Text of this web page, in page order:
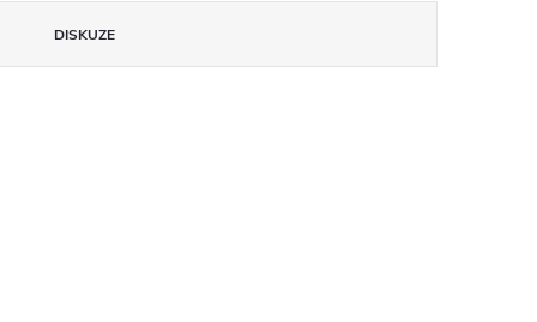
DISKUZE